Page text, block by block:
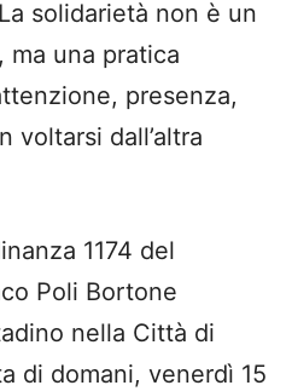
solidarietà non è un
ma una pratica
presenza,
voltarsi dall’altra
1174 del
Poli Bortone
nella Città di
di domani, venerdì 15